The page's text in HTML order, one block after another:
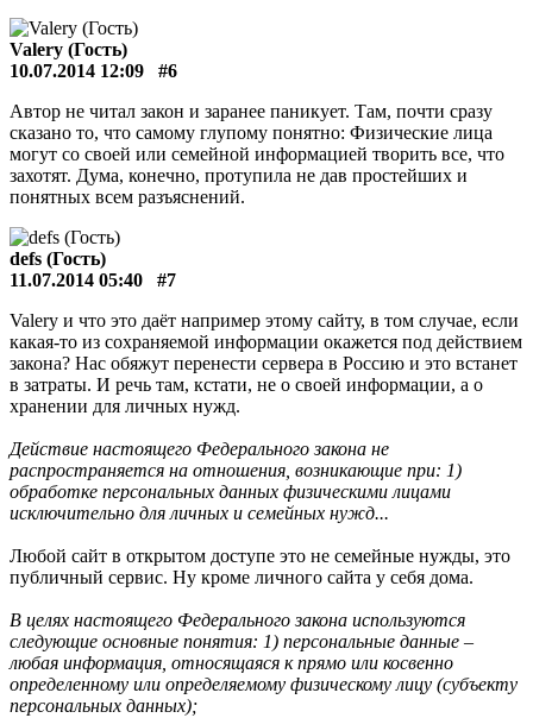
Valery (Гость)
10.07.2014 12:09
#6
Автор не читал закон и заранее паникует. Там, почти сразу
сказано то, что самому глупому понятно: Физические лица
могут со своей или семейной информацией творить все, что
захотят. Дума, конечно, протупила не дав простейших и
понятных всем разъяснений.
defs (Гость)
11.07.2014 05:40
#7
Valery и что это даёт например этому сайту, в том случае, если
какая-то из сохраняемой информации окажется под действием
закона? Нас обяжут перенести сервера в Россию и это встанет
в затраты. И речь там, кстати, не о своей информации, а о
хранении для личных нужд.
Действие настоящего Федерального закона не
распространяется на отношения, возникающие при: 1)
обработке персональных данных физическими лицами
исключительно для личных и семейных нужд...
Любой сайт в открытом доступе это не семейные нужды, это
публичный сервис. Ну кроме личного сайта у себя дома.
В целях настоящего Федерального закона используются
следующие основные понятия: 1) персональные данные –
любая информация, относящаяся к прямо или косвенно
определенному или определяемому физическому лицу (субъекту
персональных данных);